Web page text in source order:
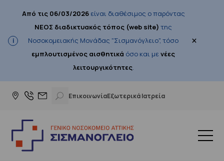
Από τις 06/03/2026είναι διαθέσιμος ο παρόντας
ΝΕΟΣ διαδικτυακός τόπος (web site) της
Νοσοκομειακής Μονάδας "Σισμανόγλειο", τόσο
εμπλουτισμένος αισθητικά όσο και μενέες
λειτουργικότητες.
×
ΕπικοινωνίαΕξωτερικά Ιατρεία